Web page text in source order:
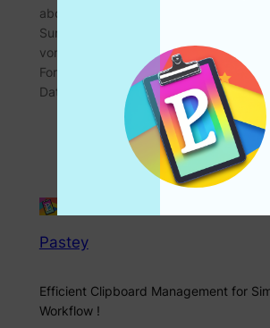
abonnieren, lassen Sie Ihrer Kreativität
SunBurstMaster ist das ultimative Tool
von iPhone, iPad und Mac. Egal, ob Sie
Forscher oder jemand sind, der eine
Daten…
Pastey
Efficient Clipboard Management for
Workflow !